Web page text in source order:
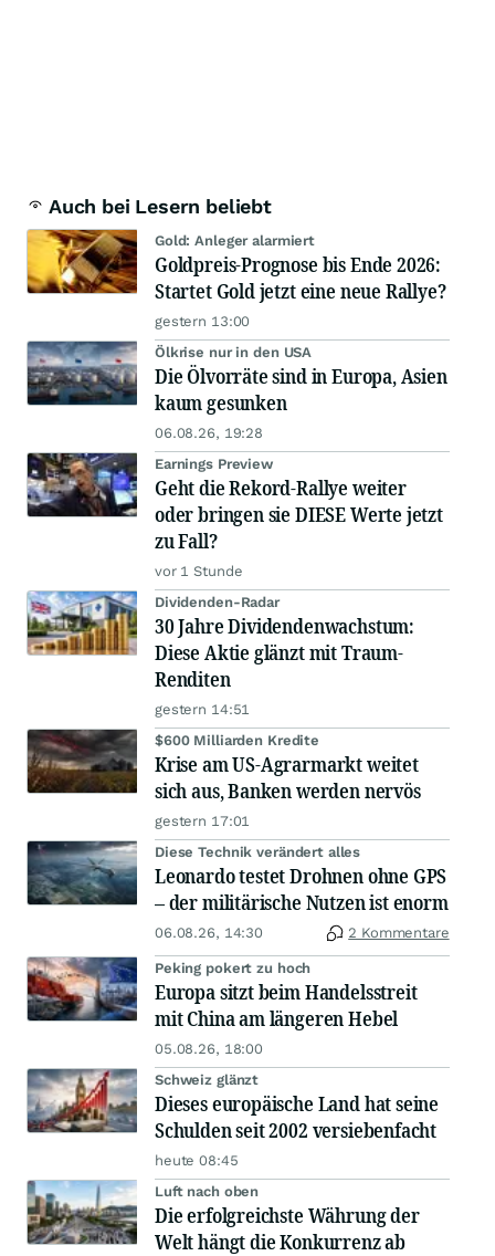
Auch bei Lesern beliebt
Gold: Anleger alarmiert
Goldpreis-Prognose bis Ende 2026:
Startet Gold jetzt eine neue Rallye?
gestern 13:00
Ölkrise nur in den USA
Die Ölvorräte sind in Europa, Asien
kaum gesunken
06.08.26, 19:28
Earnings Preview
Geht die Rekord-Rallye weiter
oder bringen sie DIESE Werte jetzt
zu Fall?
vor 1 Stunde
Dividenden-Radar
30 Jahre Dividendenwachstum:
Diese Aktie glänzt mit Traum-
Renditen
gestern 14:51
$600 Milliarden Kredite
Krise am US-Agrarmarkt weitet
sich aus, Banken werden nervös
gestern 17:01
Diese Technik verändert alles
Leonardo testet Drohnen ohne GPS
– der militärische Nutzen ist enorm
06.08.26, 14:30 2 Kommentare
Peking pokert zu hoch
Europa sitzt beim Handelsstreit
mit China am längeren Hebel
05.08.26, 18:00
Schweiz glänzt
Dieses europäische Land hat seine
Schulden seit 2002 versiebenfacht
heute 08:45
Luft nach oben
Die erfolgreichste Währung der
Welt hängt die Konkurrenz ab